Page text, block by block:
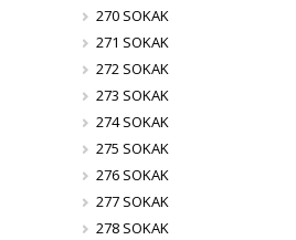
270 SOKAK
271 SOKAK
272 SOKAK
273 SOKAK
274 SOKAK
275 SOKAK
276 SOKAK
277 SOKAK
278 SOKAK